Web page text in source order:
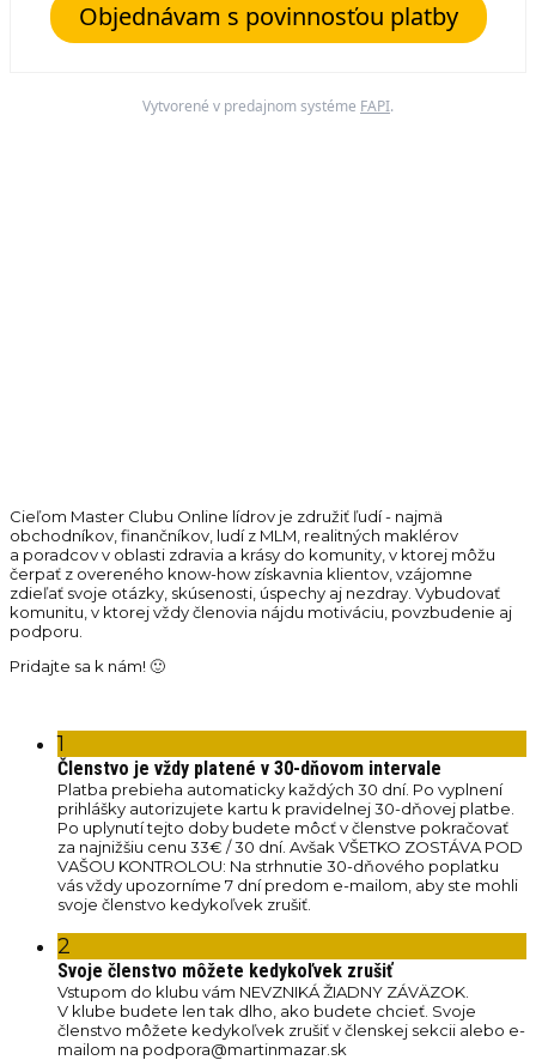
Objednávam s povinnosťou platby
Vytvorené v predajnom systéme FAPI.
Cieľom Master Clubu Online lídrov je združiť ľudí - najmä
obchodníkov, finančníkov, ludí z MLM, realitných maklérov
a poradcov v oblasti zdravia a krásy do komunity, v ktorej môžu
čerpať z overeného know-how získavnia klientov, vzájomne
zdieľať svoje otázky, skúsenosti, úspechy aj nezdray. Vybudovať
komunitu, v ktorej vždy členovia nájdu motiváciu, povzbudenie aj
podporu.
Pridajte sa k nám! 🙂
1
Členstvo je vždy platené v 30-dňovom intervale
Platba prebieha automaticky každých 30 dní. Po vyplnení
prihlášky autorizujete kartu k pravidelnej 30-dňovej platbe.
Po uplynutí tejto doby budete môcť v členstve pokračovať
za najnižšiu cenu 33€ / 30 dní. Avšak VŠETKO ZOSTÁVA POD
VAŠOU KONTROLOU: Na strhnutie 30-dňového poplatku
vás vždy upozorníme 7 dní predom e-mailom, aby ste mohli
svoje členstvo kedykoľvek zrušiť.
2
Svoje členstvo môžete kedykoľvek zrušiť
Vstupom do klubu vám NEVZNIKÁ ŽIADNY ZÁVÄZOK.
V klube budete len tak dlho, ako budete chcieť. Svoje
členstvo môžete kedykoľvek zrušiť v členskej sekcii alebo e-
mailom na podpora@martinmazar.sk